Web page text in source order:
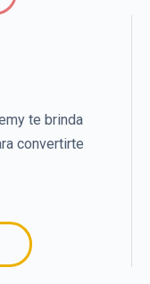
te brinda
convertirte